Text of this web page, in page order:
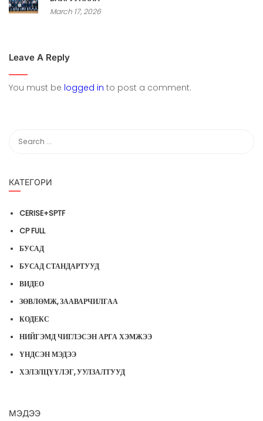
March 17, 2026
Leave A Reply
You must be logged in to post a comment.
КАТЕГОРИ
CERISE+SPTF
CP FULL
БУСАД
БУСАД СТАНДАРТУУД
ВИДЕО
ЗӨВЛӨМЖ, ЗААВАРЧИЛГАА
КОДЕКС
НИЙГЭМД ЧИГЛЭСЭН АРГА ХЭМЖЭЭ
ҮНДСЭН МЭДЭЭ
ХЭЛЭЛЦҮҮЛЭГ, УУЛЗАЛТУУД
МЭДЭЭ